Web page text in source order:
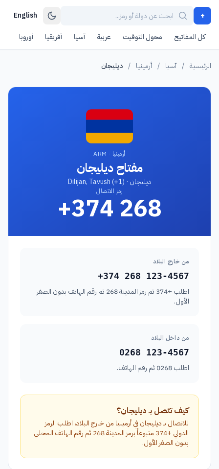
+
English
كل المفاتيح محول التوقيت عربية آسيا أفريقيا أوروبا
الرئيسية / آسيا / أرمينيا / ديليجان
أرمينيا · ARM
مفتاح ديليجان
ديليجان · Dilijan, Tavush (+1)
رمز الاتصال
+374 268
من خارج البلاد
+374 268 123-4567
اطلب +374 ثم رمز المدينة 268 ثم رقم الهاتف بدون الصفر
الأول.
من داخل البلاد
0268 123-4567
اطلب 0268 ثم رقم الهاتف.
كيف تتصل بـ ديليجان؟
للاتصال بـ ديليجان في أرمينيا من خارج البلاد، اطلب الرمز
الدولي +374 متبوعاً برمز المدينة 268 ثم رقم الهاتف المحلي
بدون الصفر الأول.